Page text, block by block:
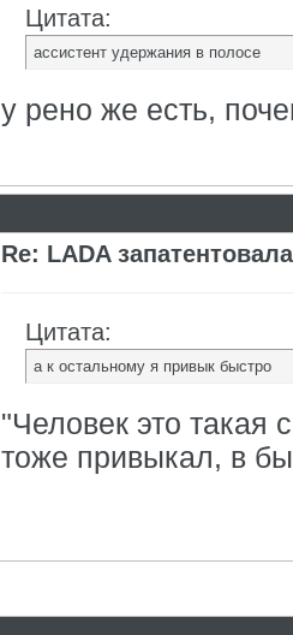
Цитата:
ассистент удержания в полосе
у рено же есть,
Re: LADA
Цитата:
а к остальному я привык быстро
"Человек это такая
тоже привыкал, в